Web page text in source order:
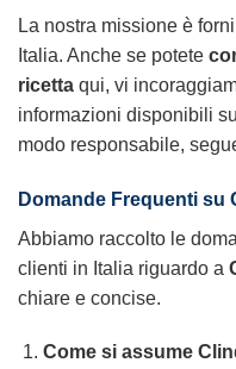
La nostra missione è
Italia. Anche se potete
ricetta qui, vi
informazioni disponibili
modo responsabile,
Domande Frequenti su
Abbiamo raccolto le
clienti in Italia riguardo a
chiare e concise.
Come si assume